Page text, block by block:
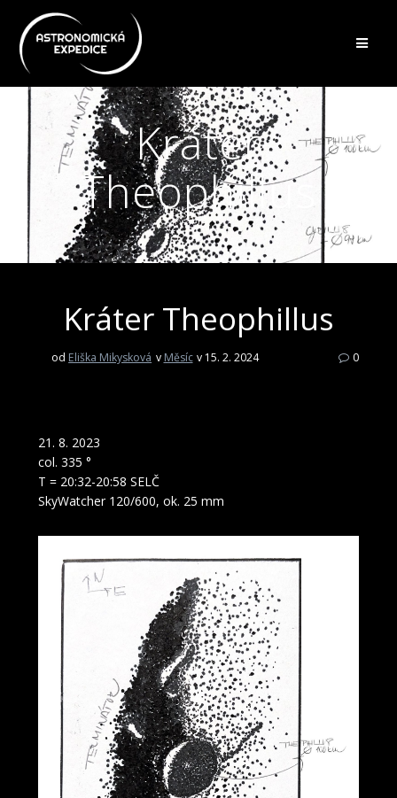
Kráter
Theophillus
Kráter Theophillus
od Eliška Mikysková v Měsíc v 15. 2. 2024 0
21. 8. 2023
col. 335 °
T = 20:32-20:58 SELČ
SkyWatcher 120/600, ok. 25 mm